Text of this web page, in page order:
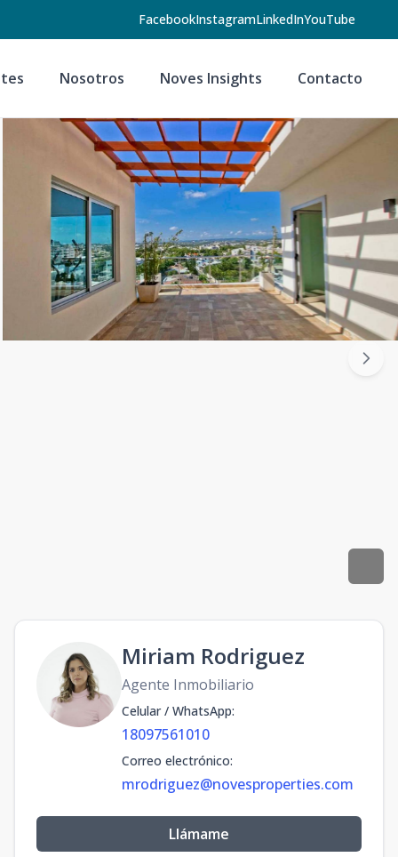
FacebookInstagramLinkedInYouTube
Nosotros Noves Insights Contacto
Miriam Rodriguez
Agente Inmobiliario
Celular / WhatsApp:
18097561010
Correo electrónico:
mrodriguez@novesproperties.com
Llámame